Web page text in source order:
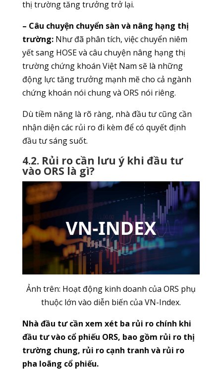
thị trường tăng trưởng trở lại.
– Câu chuyện chuyển sàn và nâng hạng thị
trường:Như đã phân tích, việc chuyển niêm
yết sang HOSE và câu chuyện nâng hạng thị
trường chứng khoán Việt Nam sẽ là những
động lực tăng trưởng mạnh mẽ cho cả ngành
chứng khoán nói chung và ORS nói riêng.
Dù tiềm năng là rõ ràng, nhà đầu tư cũng cần
nhận diện các rủi ro đi kèm để có quyết định
đầu tư sáng suốt.
4.2. Rủi ro cần lưu ý khi đầu tư
vào ORS là gì?
Ảnh trên: Hoạt động kinh doanh của ORS phụ
thuộc lớn vào diễn biến của VN-Index.
Nhà đầu tư cần xem xét ba rủi ro chính khi
đầu tư vào cổ phiếu ORS, bao gồm rủi ro thị
trường chung, rủi ro cạnh tranh và rủi ro
pha loãng cổ phiếu.